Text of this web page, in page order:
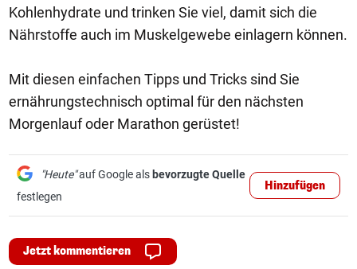
Kohlenhydrate und trinken Sie viel, damit sich die
Nährstoffe auch im Muskelgewebe einlagern können.
Mit diesen einfachen Tipps und Tricks sind Sie
ernährungstechnisch optimal für den nächsten
Morgenlauf oder Marathon gerüstet!
"Heute"auf Google als bevorzugte Quelle
festlegen
Hinzufügen
Jetzt kommentieren